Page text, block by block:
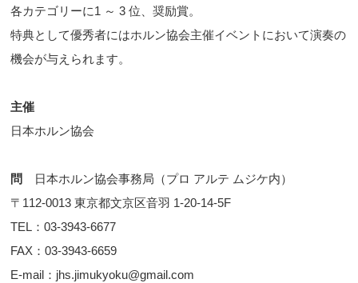
各カテゴリーに1 ～ 3 位、奨励賞。
特典として優秀者にはホルン協会主催イベントにおいて演奏の
機会が与えられます。
主催
日本ホルン協会
問
日本ホルン協会事務局（プロ アルテ ムジケ内）
〒112-0013 東京都文京区音羽 1-20-14-5F
TEL：03-3943-6677
FAX：03-3943-6659
E-mail：jhs.jimukyoku@gmail.com